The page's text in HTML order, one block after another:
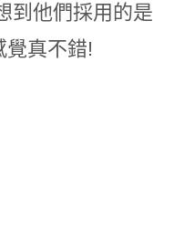
到他們採用的是
覺真不錯!